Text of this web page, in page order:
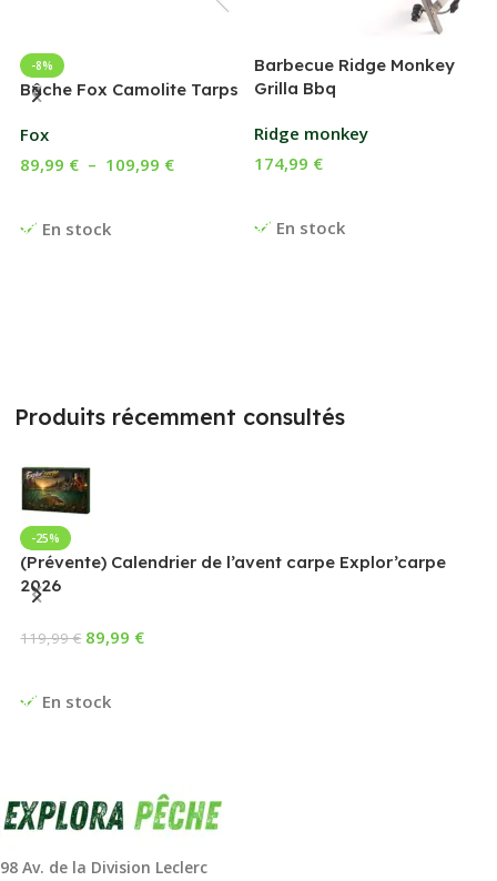
-8%
Bâche Fox Camolite Tarps
Fox
En stock
89,99 € – 109,99 €
Barbecue Ridge Monkey
Grilla Bbq
Ridge monkey
En stock
174,99 €
Produits récemment consultés
-25%
(Prévente) Calendrier de l’avent carpe Explor’carpe
2026
En stock
119,99€ 89,99 €
98 Av. de la Division Leclerc